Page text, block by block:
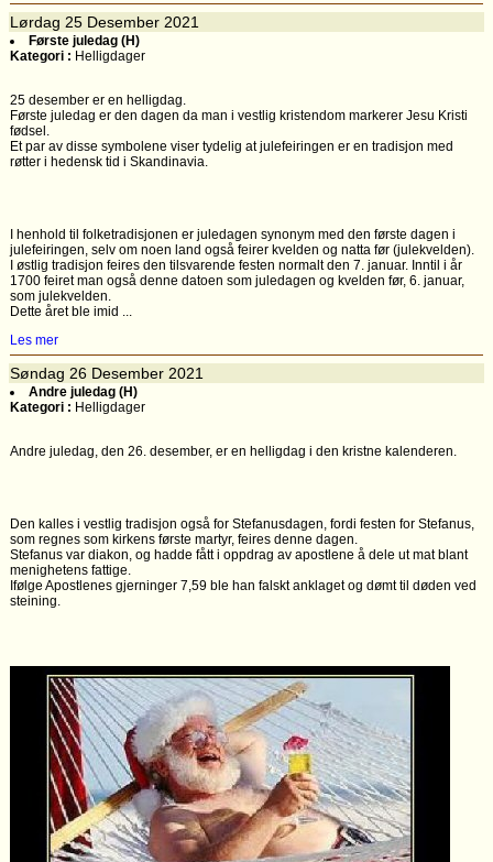
Lørdag 25 Desember 2021
Første juledag (H)
Kategori : Helligdager
25 desember er en helligdag.
Første juledag er den dagen da man i vestlig kristendom markerer Jesu Kristi
fødsel.
Et par av disse symbolene viser tydelig at julefeiringen er en tradisjon med
røtter i hedensk tid i Skandinavia.
I henhold til folketradisjonen er juledagen synonym med den første dagen i
julefeiringen, selv om noen land også feirer kvelden og natta før (julekvelden).
I østlig tradisjon feires den tilsvarende festen normalt den 7. januar. Inntil i år
1700 feiret man også denne datoen som juledagen og kvelden før, 6. januar,
som julekvelden.
Dette året ble imid ...
Les mer
Søndag 26 Desember 2021
Andre juledag (H)
Kategori : Helligdager
Andre juledag, den 26. desember, er en helligdag i den kristne kalenderen.
Den kalles i vestlig tradisjon også for Stefanusdagen, fordi festen for Stefanus,
som regnes som kirkens første martyr, feires denne dagen.
Stefanus var diakon, og hadde fått i oppdrag av apostlene å dele ut mat blant
menighetens fattige.
Ifølge Apostlenes gjerninger 7,59 ble han falskt anklaget og dømt til døden ved
steining.